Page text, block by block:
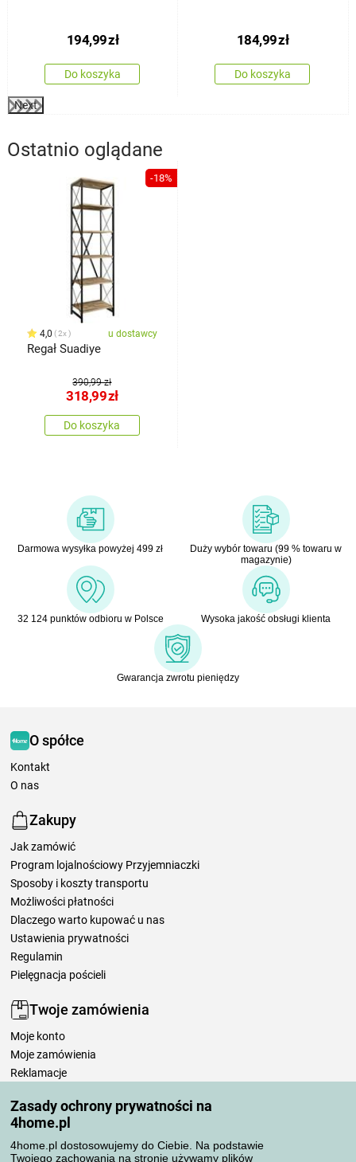
Zasady ochrony prywatności na
4home.pl
4home.pl dostosowujemy do Ciebie. Na podstawie
Twojego zachowania na stronie używamy plików
194,99zł
Do koszyka
184,99zł
Do koszyka
Next
Ostatnio oglądane
-18%
4,0 2x u dostawcy
Regał Suadiye
390,99 zł
318,99zł
Do koszyka
Darmowa wysyłka powyżej 499 zł
Duży wybór towaru (99 % towaru w
magazynie)
32 124 punktów odbioru w Polsce Wysoka jakość obsługi klienta
Gwarancja zwrotu pieniędzy
O spółce
Kontakt
O nas
Zakupy
Jak zamówić
Program lojalnościowy Przyjemniaczki
Sposoby i koszty transportu
Możliwości płatności
Dlaczego warto kupować u nas
Ustawienia prywatności
Regulamin
Pielęgnacja pościeli
Twoje zamówienia
Moje konto
Moje zamówienia
Reklamacje
Zasady przetwarzania recenzji
Sposoby transportu